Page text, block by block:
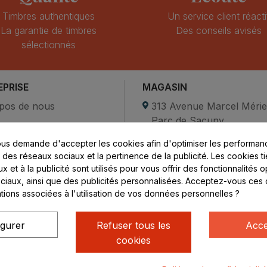
Timbres authentiques
La garantie de timbres
sélectionnés
Un service client
Des conseils avisés
de nous
nous
MAGASIN
313 Avenue Marcel
Parc de Sacuny
Lundi au vendredi :
8h - 16h
uniquement sur Rendez-
vous
demande d'accepter les cookies afin d'optimiser les
réseaux sociaux et la pertinence de la publicité. Les cookies
et à la publicité sont utilisés pour vous offrir des fonctionnalités
ainsi que des publicités personnalisées. Acceptez-vous ces
associées à l'utilisation de vos données personnelles ?
Refuser tous les
cookies